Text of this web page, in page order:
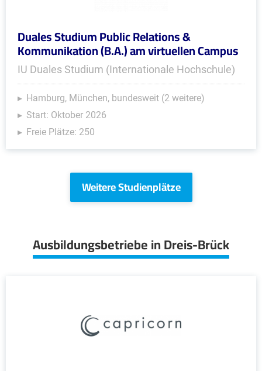
Duales Studium Public Relations &
Kommunikation (B.A.) am virtuellen Campus
IU Duales Studium (Internationale Hochschule)
Hamburg, München, bundesweit (2 weitere)
Start: Oktober 2026
Freie Plätze: 250
Weitere Studienplätze
Ausbildungsbetriebe in Dreis-Brück